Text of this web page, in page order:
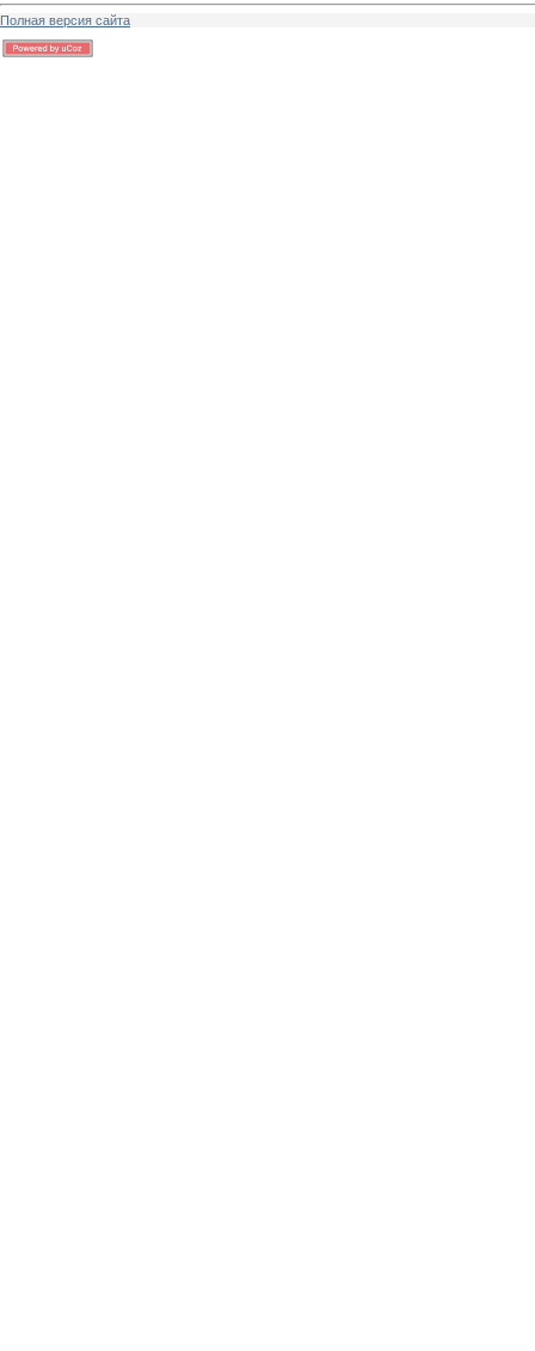
Полная версия сайта